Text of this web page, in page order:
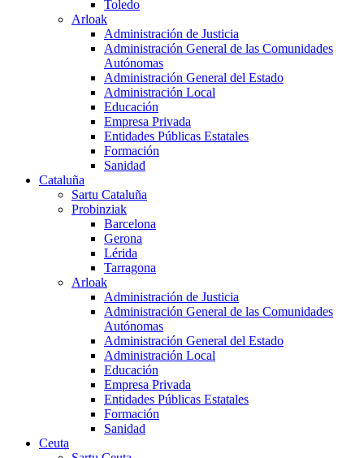
Toledo
Arloak
Administración de Justicia
Administración General de las Comunidades
Autónomas
Administración General del Estado
Administración Local
Educación
Empresa Privada
Entidades Públicas Estatales
Formación
Sanidad
Cataluña
Sartu Cataluña
Probinziak
Barcelona
Gerona
Lérida
Tarragona
Arloak
Administración de Justicia
Administración General de las Comunidades
Autónomas
Administración General del Estado
Administración Local
Educación
Empresa Privada
Entidades Públicas Estatales
Formación
Sanidad
Ceuta